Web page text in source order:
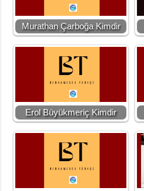
Murathan Çarboğa Kimdir
Erol Büyükmeriç Kimdir